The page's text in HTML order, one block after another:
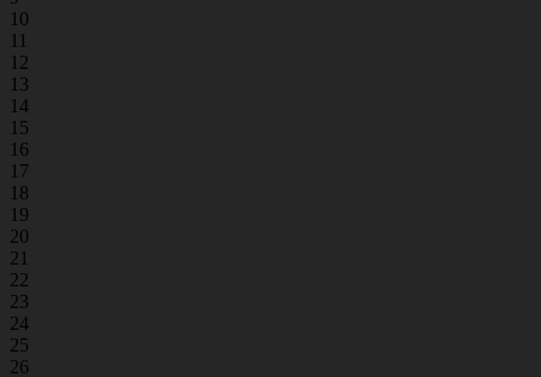
10
11
12
13
14
15
16
17
18
19
20
21
22
23
24
25
26